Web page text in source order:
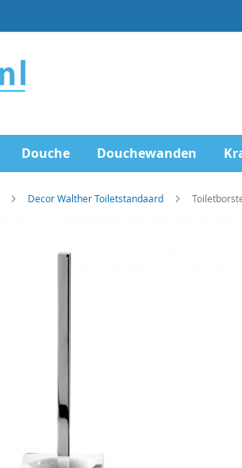
Douche Douchewanden
Decor Walther Toiletstandaard